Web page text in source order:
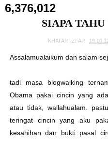
6,376,012
SIAPA
KHAI ARTZFAR
Assalamualaikum dan salam
tadi masa blogwalking
Obama pakai cincin yang
atau tidak, wallahualam.
teringat cincin yang aku
kesahihan dan bukti pasal